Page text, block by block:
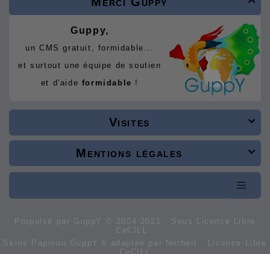
Guppy,
un CMS gratuit, formidable...
et surtout une équipe de soutien
et d'aide formidable !

Visites

Mentions légales
Propulsé par GuppY © 2004-2021
Sous Licence Libre
CeCILL
Skins Papinou GuppY 6 adaptée par Norbert
Licence Libre
CeCILL